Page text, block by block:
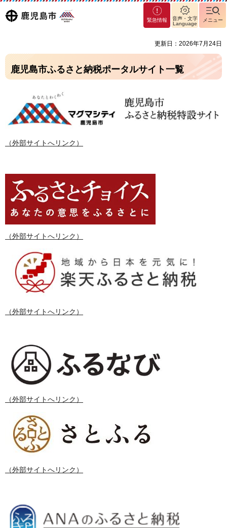
鹿児島
マグ
マシ
緊急情報
音声・文字
Language
メニュー
更新日：2026年7月24日
鹿児島市ふるさと納税ポータルサイト一覧
（外部サイトへリンク）
（外部サイトへリンク）
（外部サイトへリンク）
（外部サイトへリンク）
（外部サイトへリンク）